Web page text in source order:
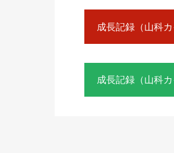
成長記録（山科
成長記録（山科